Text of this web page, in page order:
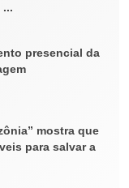
presencial da
mostra que
para salvar a